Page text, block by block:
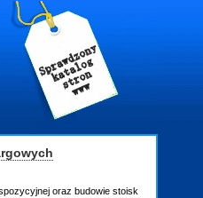
oraz budowie stoisk